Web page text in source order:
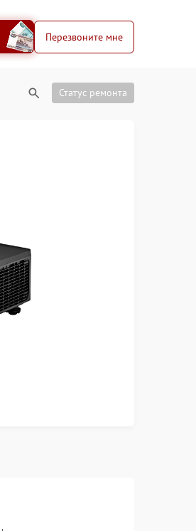
Перезвоните мне
Статус ремонта